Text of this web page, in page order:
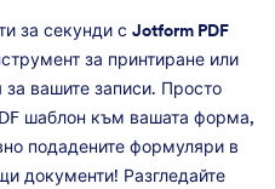
за секунди с Jotform PDF
за принтиране или
вашите записи. Просто
шаблон към вашата форма,
подадените формуляри в
документи! Разгледайте